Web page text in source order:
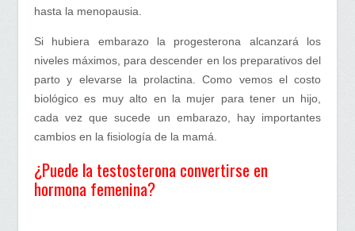
hasta la menopausia.
Si hubiera embarazo la progesterona alcanzará los
niveles máximos, para descender en los preparativos del
parto y elevarse la prolactina. Como vemos el costo
biológico es muy alto en la mujer para tener un hijo,
cada vez que sucede un embarazo, hay importantes
cambios en la fisiología de la mamá.
¿Puede la testosterona convertirse en
hormona femenina?